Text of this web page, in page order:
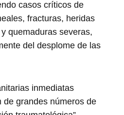
casos críticos de
fracturas, heridas
quemaduras severas,
del desplome de las
inmediatas
de grandes números de